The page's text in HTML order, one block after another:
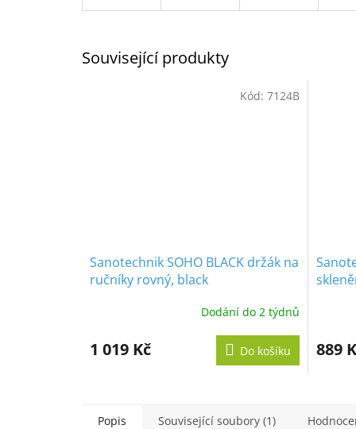
Související produkty
Sanotechnik SOHO BLACK držák na
ručníky rovný, black
Dodání do 2 týdnů
1 019 Kč Do košíku
Kód: 7124B
889
Popis Související soubory (1)